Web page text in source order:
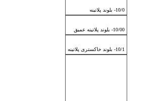
10/0- بلوند پلاتینه
10/00- بلوند پلاتینه عمیق
10/1- بلوند خاکستری پلاتینه